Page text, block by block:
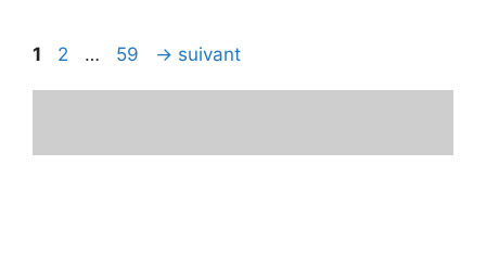
Page
1 Page
2 … Page
59 → suivant